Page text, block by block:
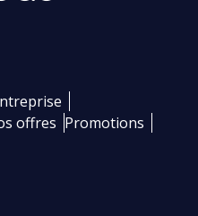
offres Promotions